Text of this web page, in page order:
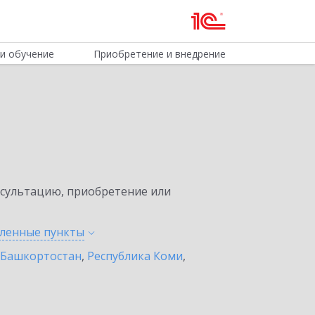
обучение Приобретение и внедрение
приобретение или
пункты
, Республика Коми,